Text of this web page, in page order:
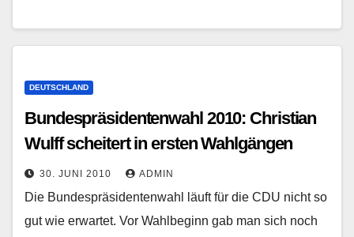
DEUTSCHLAND
Bundespräsidentenwahl 2010: Christian
Wulff scheitert in ersten Wahlgängen
30. JUNI 2010 ADMIN
Die Bundespräsidentenwahl läuft für die CDU nicht so
gut wie erwartet. Vor Wahlbeginn gab man sich noch